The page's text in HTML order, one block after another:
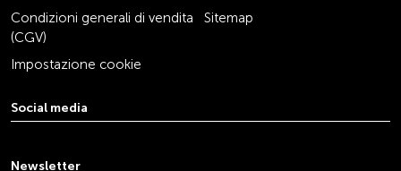
Condizioni generali di vendita
(CGV)
Sitemap
Impostazione cookie
Social media
Newsletter